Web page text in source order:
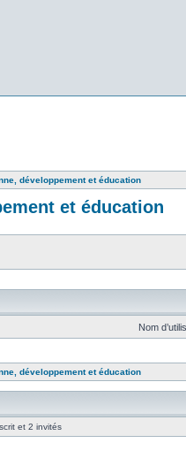
développement et éducation
et éducation
Nom
développement et éducation
et 2 invités